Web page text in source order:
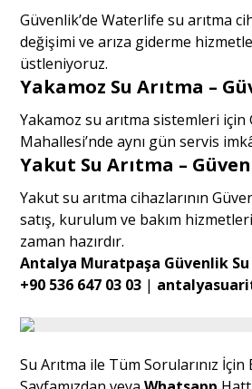
Güvenlik’de Waterlife su arıtma
değişimi ve arıza giderme
üstleniyoruz.
Yakamoz Su Arıtma –
Yakamoz su arıtma sistemleri için
Mahallesi’nde aynı gün servis
Yakut Su Arıtma –
Yakut su arıtma cihazlarının
satış, kurulum ve bakım
zaman hazırdır.
Antalya Muratpaşa Güvenlik
+90 536 647 03 03 |
Su Arıtma ile Tüm Sorularınız İçin